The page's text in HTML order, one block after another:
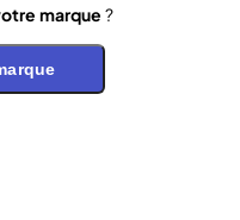
marque ?